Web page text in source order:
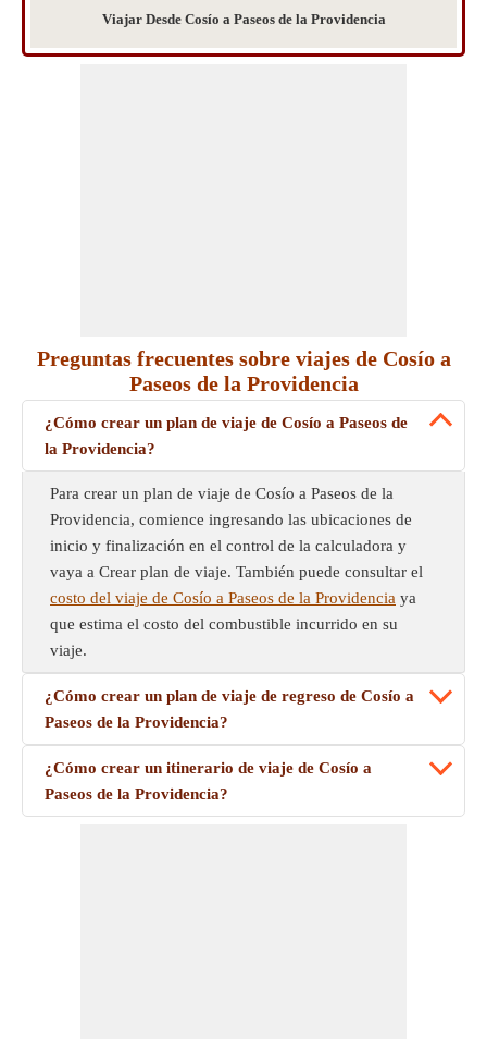
Viajar Desde Cosío a Paseos de la Providencia
Preguntas frecuentes sobre viajes de Cosío a
Paseos de la Providencia
¿Cómo crear un plan de viaje de Cosío a Paseos de
la Providencia?
Para crear un plan de viaje de Cosío a Paseos de la
Providencia, comience ingresando las ubicaciones de
inicio y finalización en el control de la calculadora y
vaya a Crear plan de viaje. También puede consultar el
costo del viaje de Cosío a Paseos de la Providencia ya
que estima el costo del combustible incurrido en su
viaje.
¿Cómo crear un plan de viaje de regreso de Cosío a
Paseos de la Providencia?
¿Cómo crear un itinerario de viaje de Cosío a
Paseos de la Providencia?